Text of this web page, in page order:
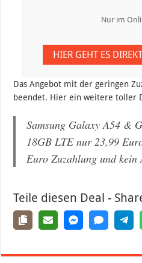
Nur im
HIER GEHT ES
Das Angebot mit der geringen
beendet. Hier ein weitere toller
Samsung Galaxy A54 &
18GB LTE nur 23,99
Euro Zuzahlung und kein
Teile diesen Deal -